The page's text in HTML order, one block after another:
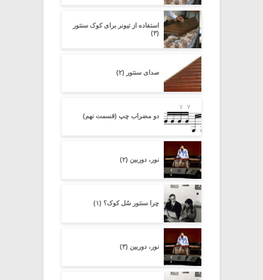
استفاده از تیونر برای کوک سنتور
(۳)
صدای سنتور (۲)
دو مضراب چپ (قسمت نهم)
نور، دوربین (۲)
چرا سنتورِ سُل کوک؟ (۱)
نور، دوربین (۳)